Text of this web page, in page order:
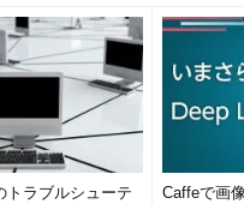
トラブルシューテ
Caffeで画